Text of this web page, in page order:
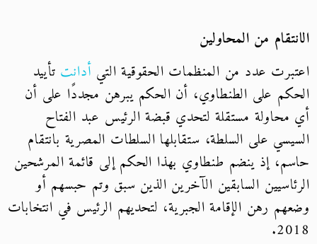
الانتقام من المحاولين
اعتبرت عدد من المنظمات الحقوقية التي أدانت تأييد
الحكم على الطنطاوي، أن الحكم يبرهن مجددًا على أن
أي محاولة مستقلة لتحدي قبضة الرئيس عبد الفتاح
السيسي على السلطة، ستقابلها السلطات المصرية بانتقام
حاسم، إذ ينضم طنطاوي بهذا الحكم إلى قائمة المرشحين
الرئاسيين السابقين الآخرين الذين سبق وتم حبسهم أو
وضعهم رهن الإقامة الجبرية، لتحديهم الرئيس في انتخابات
2018.